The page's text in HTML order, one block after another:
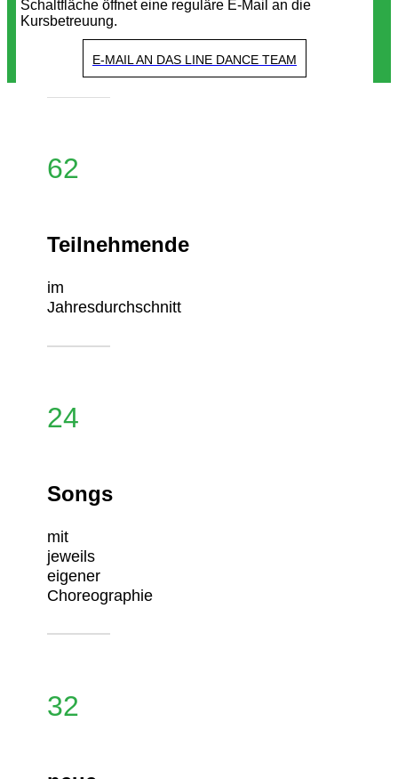
Schaltfläche öffnet eine reguläre E-Mail an die
Kursbetreuung.
E-MAIL AN DAS LINE DANCE TEAM
62
Teilnehmende
im
Jahresdurchschnitt
24
Songs
mit
jeweils
eigener
Choreographie
32